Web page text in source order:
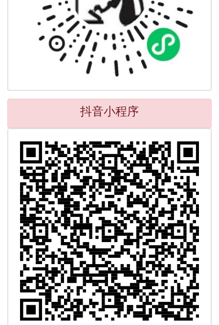
抖音小程序